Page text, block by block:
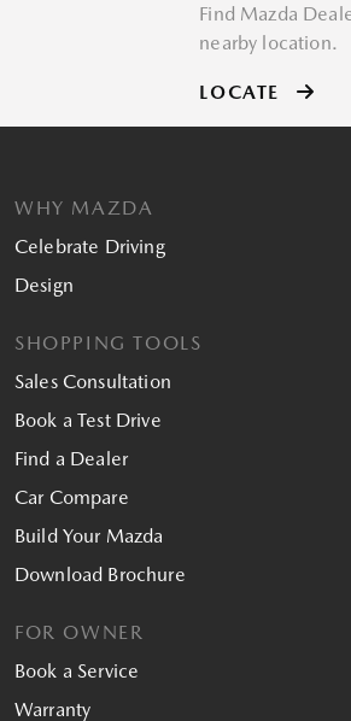
Find Mazda
nearby location.
LOCATE
WHY MAZDA
Celebrate Driving
Design
SHOPPING TOOLS
Sales Consultation
Book a Test Drive
Find a Dealer
Car Compare
Build Your Mazda
Download Brochure
FOR OWNER
Book a Service
Warranty